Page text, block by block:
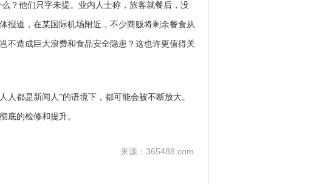
？他们只字未提。业内人士称，旅客就餐后，没
报道，在某国际机场附近，不少商贩将剩余餐食从
不造成巨大浪费和食品安全隐患？这也许更值得关
都是新闻人”的语境下，都可能会被不断放大。
底的检修和提升。
来源：365488.com